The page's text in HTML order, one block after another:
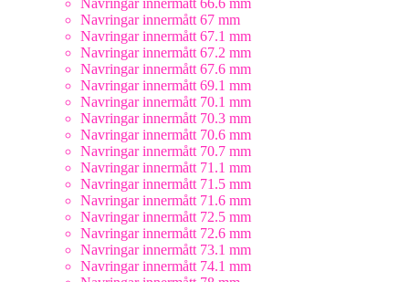
Navringar innermått 66.6 mm
Navringar innermått 67 mm
Navringar innermått 67.1 mm
Navringar innermått 67.2 mm
Navringar innermått 67.6 mm
Navringar innermått 69.1 mm
Navringar innermått 70.1 mm
Navringar innermått 70.3 mm
Navringar innermått 70.6 mm
Navringar innermått 70.7 mm
Navringar innermått 71.1 mm
Navringar innermått 71.5 mm
Navringar innermått 71.6 mm
Navringar innermått 72.5 mm
Navringar innermått 72.6 mm
Navringar innermått 73.1 mm
Navringar innermått 74.1 mm